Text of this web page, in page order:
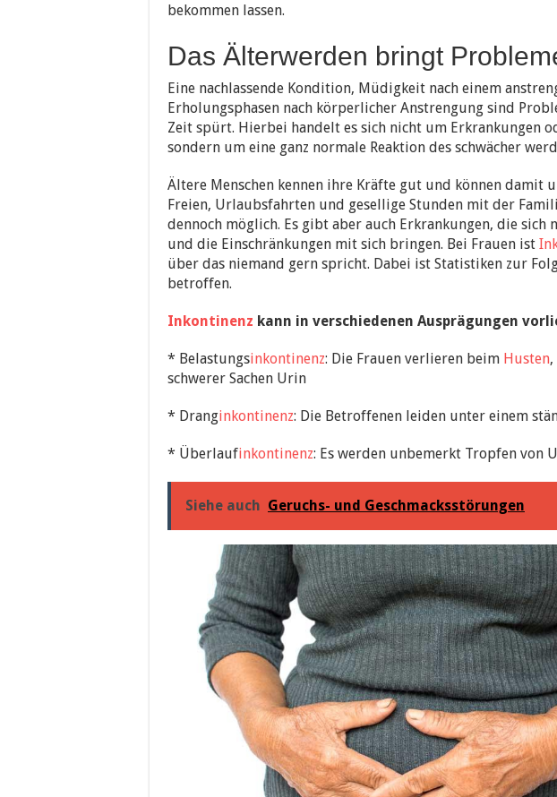
bekommen lassen.
Das Älterwerden bringt
Eine nachlassende Kondition, Müdigkeit nach einem
Erholungsphasen nach körperlicher Anstrengung sind
Zeit spürt. Hierbei handelt es sich nicht um Erkrankungen
sondern um eine ganz normale Reaktion des schwächer
Ältere Menschen kennen ihre Kräfte gut und können damit
Freien, Urlaubsfahrten und gesellige Stunden mit der
dennoch möglich. Es gibt aber auch Erkrankungen, die sich
und die Einschränkungen mit sich bringen. Bei Frauen ist
über das niemand gern spricht. Dabei ist Statistiken zur
betroffen.
Inkontinenz kann in verschiedenen Ausprägungen
* Belastungsinkontinenz: Die Frauen verlieren beim Husten
schwerer Sachen Urin
* Dranginkontinenz: Die Betroffenen leiden unter einem
* Überlaufinkontinenz: Es werden unbemerkt Tropfen von
Siehe auch Geruchs- und Geschmacksstörungen